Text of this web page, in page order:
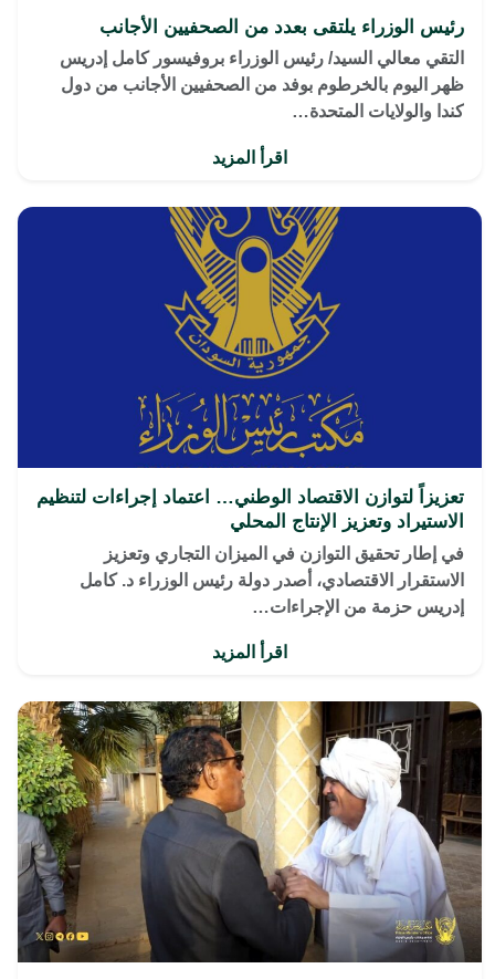
رئيس الوزراء يلتقى بعدد من الصحفيين الأجانب
التقي معالي السيد/ رئيس الوزراء بروفيسور كامل إدريس
ظهر اليوم بالخرطوم بوفد من الصحفيين الأجانب من دول
كندا والولايات المتحدة…
اقرأ المزيد
تعزيزاً لتوازن الاقتصاد الوطني… اعتماد إجراءات لتنظيم
الاستيراد وتعزيز الإنتاج المحلي
في إطار تحقيق التوازن في الميزان التجاري وتعزيز
الاستقرار الاقتصادي، أصدر دولة رئيس الوزراء د. كامل
إدريس حزمة من الإجراءات…
اقرأ المزيد